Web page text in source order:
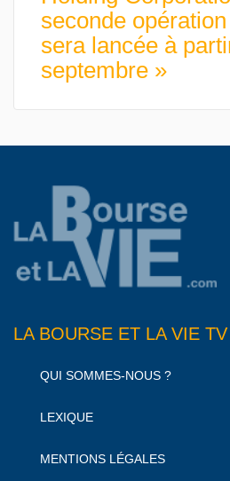
seconde
sera lancée à
septembre »
LA BOURSE ET LA VIE TV
QUI SOMMES-NOUS ?
LEXIQUE
MENTIONS LÉGALES